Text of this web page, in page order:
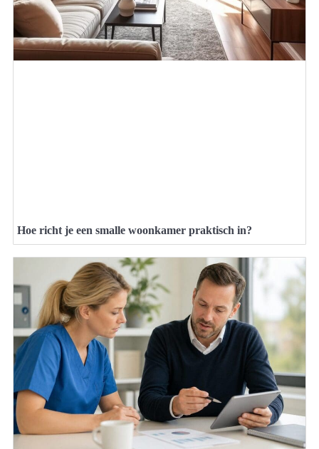
Hoe richt je een smalle woonkamer praktisch in?